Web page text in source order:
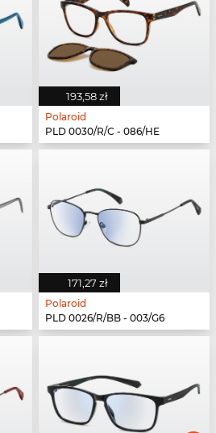
193,58 zł
Polaroid
PLD 0030/R/C - 086/HE
171,27 zł
Polaroid
PLD 0026/R/BB - 003/G6